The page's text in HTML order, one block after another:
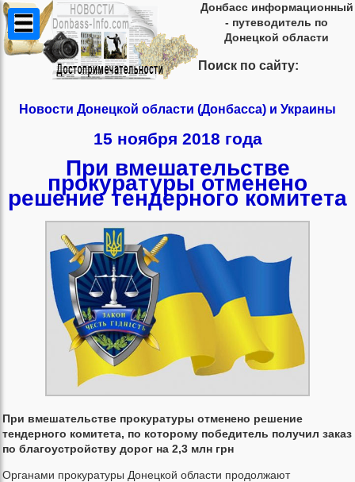
Донбасс информационный
- путеводитель по
Донецкой области
Поиск по сайту:
Новости Донецкой области (Донбасса) и Украины
15 ноября 2018 года
При вмешательстве
прокуратуры отменено
решение тендерного комитета
При вмешательстве прокуратуры отменено решение
тендерного комитета, по которому победитель получил заказ
по благоустройству дорог на 2,3 млн грн
Органами прокуратуры Донецкой области продолжают